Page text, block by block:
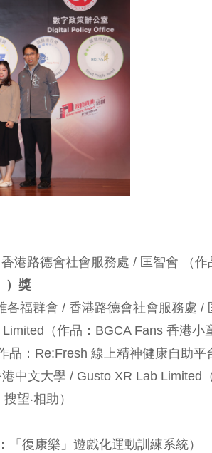
港路德會社會服務處 / 匡智會 （作
）獎
福群會 / 香港路德會社會服務處 /
（作品：BGCA Fans 香港小
：Re:Fresh 線上精神健康自助平
中文大學 / Gusto XR Lab Limited
望‧相助）
復康樂」遊戲化運動訓練系統）